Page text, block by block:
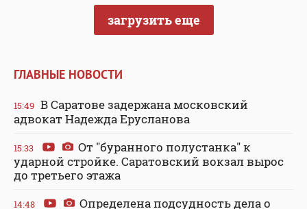
загрузить еще
ГЛАВНЫЕ НОВОСТИ
15:49 В Саратове задержана московский
адвокат Надежда Ерусланова
15:33
От "буранного полустанка" к
ударной стройке. Саратовский вокзал вырос
до третьего этажа
14:48
Определена подсудность дела о